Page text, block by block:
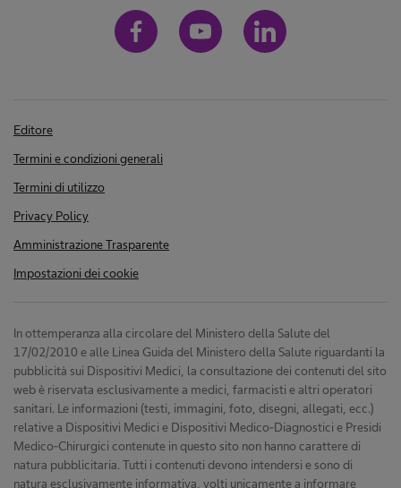
Editore
Termini e condizioni generali
Termini di utilizzo
Privacy Policy
Amministrazione Trasparente
Impostazioni dei cookie
In ottemperanza alla circolare del Ministero della Salute del
17/02/2010 e alle Linea Guida del Ministero della Salute riguardanti la
pubblicità sui Dispositivi Medici, la consultazione dei contenuti del sito
web è riservata esclusivamente a medici, farmacisti e altri operatori
sanitari. Le informazioni (testi, immagini, foto, disegni, allegati, ecc.)
relative a Dispositivi Medici e Dispositivi Medico-Diagnostici e Presidi
Medico-Chirurgici contenute in questo sito non hanno carattere di
natura pubblicitaria. Tutti i contenuti devono intendersi e sono di
natura esclusivamente informativa, volti unicamente a informare